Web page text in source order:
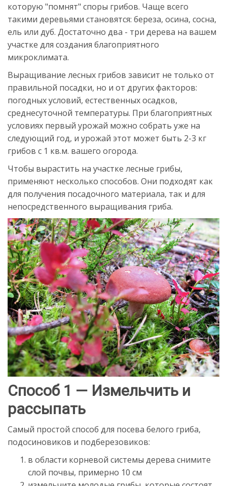
которую "помнят" споры грибов. Чаще всего
такими деревьями становятся: береза, осина, сосна,
ель или дуб. Достаточно два - три дерева на вашем
участке для создания благоприятного
микроклимата.
Выращивание лесных грибов зависит не только от
правильной посадки, но и от других факторов:
погодных условий, естественных осадков,
среднесуточной температуры. При благоприятных
условиях первый урожай можно собрать уже на
следующий год, и урожай этот может быть 2-3 кг
грибов с 1 кв.м. вашего огорода.
Чтобы вырастить на участке лесные грибы,
применяют несколько способов. Они подходят как
для получения посадочного материала, так и для
непосредственного выращивания гриба.
Способ 1 — Измельчить и
рассыпать
Самый простой способ для посева белого гриба,
подосиновиков и подберезовиков:
в области корневой системы дерева снимите
слой почвы, примерно 10 см